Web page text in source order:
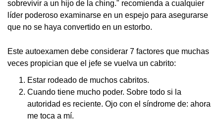
sobrevivir a un hijo de la ching." recomienda a cualquier
líder poderoso examinarse en un espejo para asegurarse
que no se haya convertido en un estorbo.
Este autoexamen debe considerar 7 factores que muchas
veces propician que el jefe se vuelva un cabrito:
Estar rodeado de muchos cabritos.
Cuando tiene mucho poder. Sobre todo si la
autoridad es reciente. Ojo con el síndrome de: ahora
me toca a mí.